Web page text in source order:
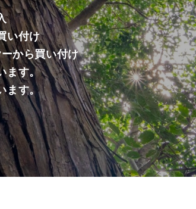
す
い付け
から買い付け
ます。
ます。